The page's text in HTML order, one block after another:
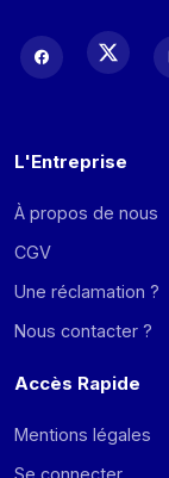
L'Entreprise
À propos de nous
CGV
Une réclamation ?
Nous contacter ?
Accès Rapide
Mentions légales